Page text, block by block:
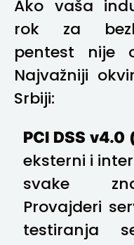
Ako vaša
rok za
pentest nije
Najvažniji
Srbiji:
PCI DSS v4.0
eksterni i
svake
Provajderi
testiranja